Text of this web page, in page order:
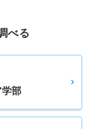
べる
部